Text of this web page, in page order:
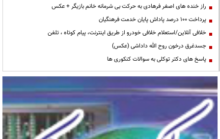
راز خنده های اصغر فرهادی به حرکت بی شرمانه خانم بازیگر + عکس
پرداخت ۱۰۰ درصد پاداش پایان خدمت فرهنگیان
خلافی آنلاین/استعلام خلافی خودرو از طریق اینترنت، پیام کوتاه ، تلفن
جسدغرق درخون روح الله داداشی (عکس)
پاسخ های دکتر توکلی به سوالات کنکوری ها